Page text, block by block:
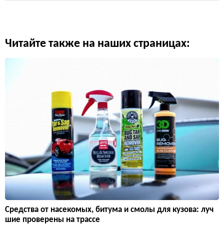
Читайте также на наших страницах:
Средства от насекомых, битума и смолы для кузова: луч
шие проверены на трассе